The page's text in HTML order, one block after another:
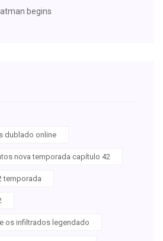
begins
dublado online
nova temporada capítulo 42
temporada
os infiltrados legendado